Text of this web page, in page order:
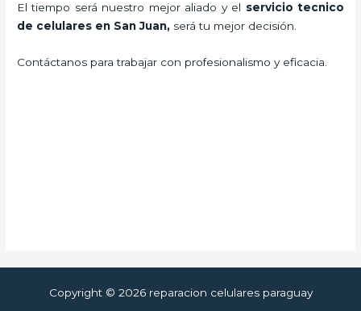
El tiempo será nuestro mejor aliado y el servicio tecnico
de celulares en San Juan, será tu mejor decisión.
Contáctanos para trabajar con profesionalismo y eficacia.
Copyright © 2026 reparacion celulares paraguay